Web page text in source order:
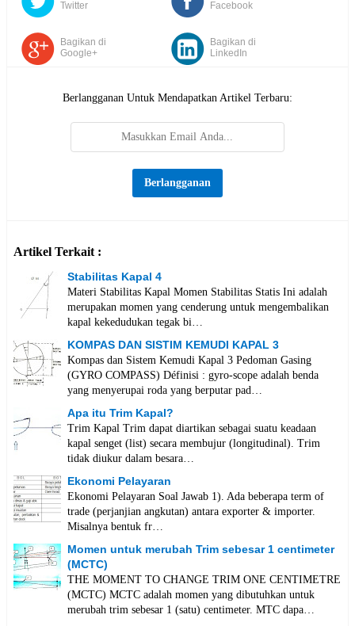
Facebook
Twitter
Bagikan di
Google+
Bagikan di
LinkedIn
Berlangganan Untuk Mendapatkan Artikel Terbaru:
Artikel Terkait :
Stabilitas Kapal 4
Materi Stabilitas Kapal Momen Stabilitas Statis Ini adalah
merupakan momen yang cenderung untuk mengembalikan
kapal kekedudukan tegak bi…
KOMPAS DAN SISTIM KEMUDI KAPAL 3
Kompas dan Sistem Kemudi Kapal 3 Pedoman Gasing
(GYRO COMPASS) Définisi : gyro-scope adalah benda
yang menyerupai roda yang berputar pad…
Apa itu Trim Kapal?
Trim Kapal Trim dapat diartikan sebagai suatu keadaan
kapal senget (list) secara membujur (longitudinal). Trim
tidak diukur dalam besara…
Ekonomi Pelayaran
Ekonomi Pelayaran Soal Jawab 1). Ada beberapa term of
trade (perjanjian angkutan) antara exporter & importer.
Misalnya bentuk fr…
Momen untuk merubah Trim sebesar 1 centimeter
(MCTC)
THE MOMENT TO CHANGE TRIM ONE CENTIMETRE
(MCTC) MCTC adalah momen yang dibutuhkan untuk
merubah trim sebesar 1 (satu) centimeter. MTC dapa…